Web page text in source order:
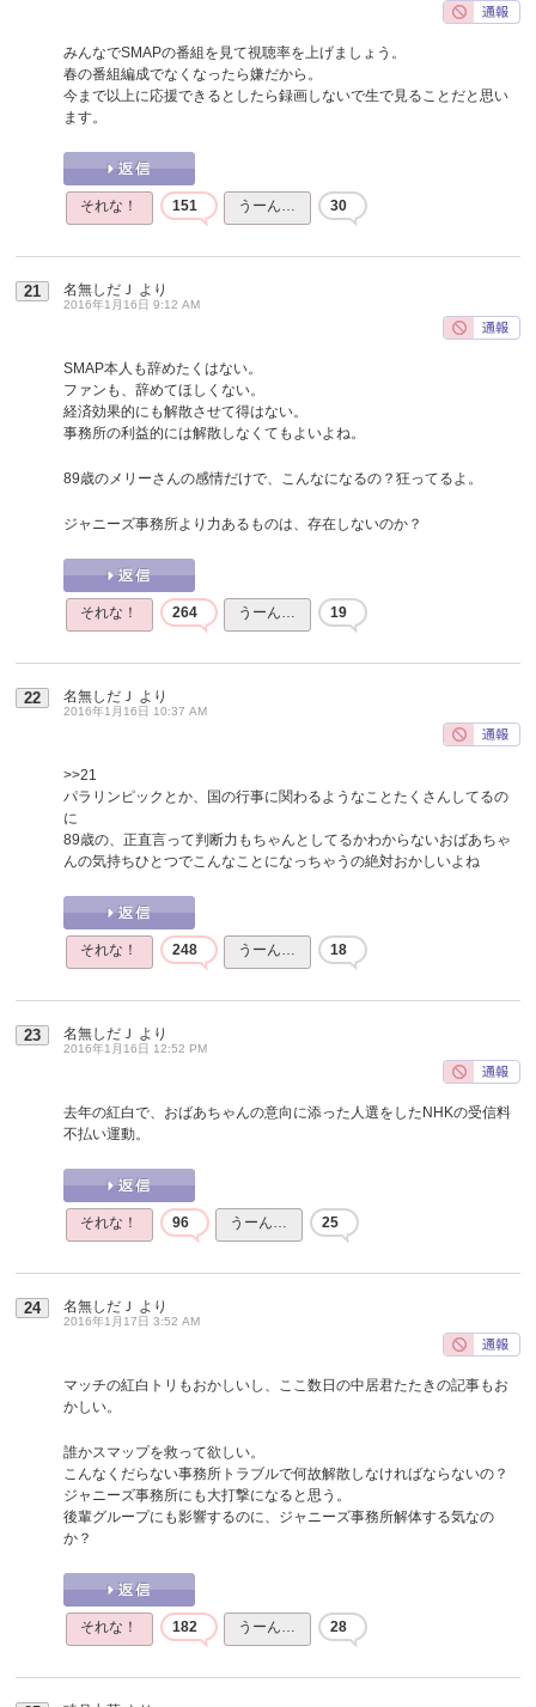
みんなでSMAPの番組を見て視聴率を上げましょう。
春の番組編成でなくなったら嫌だから。
今まで以上に応援できるとしたら録画しないで生で見ることだと思い
ます。
それな！ 151 うーん… 30
21 名無しだＪ より
2016年1月16日 9:12 AM
SMAP本人も辞めたくはない。
ファンも、辞めてほしくない。
経済効果的にも解散させて得はない。
事務所の利益的には解散しなくてもよいよね。
89歳のメリーさんの感情だけで、こんなになるの？狂ってるよ。
ジャニーズ事務所より力あるものは、存在しないのか？
それな！ 264 うーん… 19
22 名無しだＪ より
2016年1月16日 10:37 AM
>>21
パラリンピックとか、国の行事に関わるようなことたくさんしてるの
に
89歳の、正直言って判断力もちゃんとしてるかわからないおばあちゃ
んの気持ちひとつでこんなことになっちゃうの絶対おかしいよね
それな！ 248 うーん… 18
23 名無しだＪ より
2016年1月16日 12:52 PM
去年の紅白で、おばあちゃんの意向に添った人選をしたNHKの受信料
不払い運動。
それな！ 96 うーん… 25
24 名無しだＪ より
2016年1月17日 3:52 AM
マッチの紅白トリもおかしいし、ここ数日の中居君たたきの記事もお
かしい。
誰かスマップを救って欲しい。
こんなくだらない事務所トラブルで何故解散しなければならないの？
ジャニーズ事務所にも大打撃になると思う。
後輩グループにも影響するのに、ジャニーズ事務所解体する気なの
か？
それな！ 182 うーん… 28